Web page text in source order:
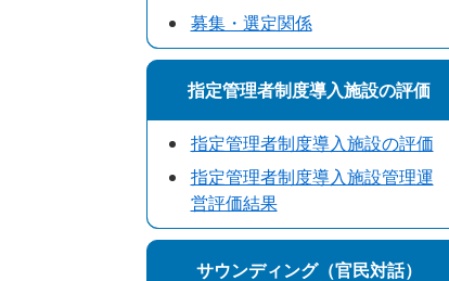
募集・選定関係
指定管理者制度導入施設の評価
指定管理者制度導入施設の評価
指定管理者制度導入施設管理運
営評価結果
サウンディング（官民対話）